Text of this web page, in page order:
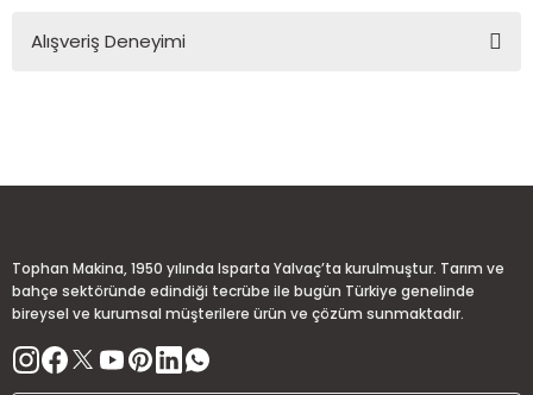
konularda yetersiz gördüğünüz noktaları öneri formunu
Bu ürüne benzer farklı alternatifler olmalı.
Alışveriş Deneyimi
Tophan Makina, 1950 yılında Isparta Yalvaç’ta kurulmuştur. Tarım ve
bahçe sektöründe edindiği tecrübe ile bugün Türkiye genelinde
bireysel ve kurumsal müşterilere ürün ve çözüm sunmaktadır.